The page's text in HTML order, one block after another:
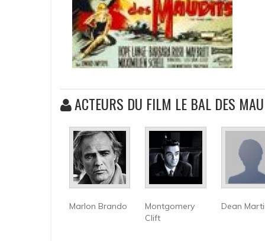
ACTEURS DU FILM LE BAL DES
Marlon Brando
Montgomery
Clift
Dean